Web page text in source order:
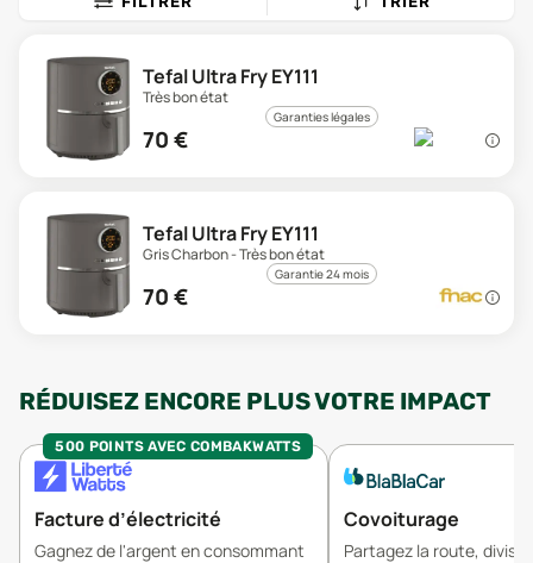
Tefal Ultra Fry EY111
Très bon état
Garanties légales
70 €
Tefal Ultra Fry EY111
Gris Charbon - Très bon état
Garantie 24 mois
70 €
RÉDUISEZ ENCORE PLUS VOTRE IMPACT
500 POINTS AVEC COMBAKWATTS
Facture d’électricité
Gagnez de l'argent en consommant
Covoiturage
Partagez la route,